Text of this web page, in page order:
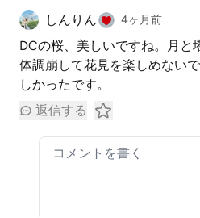
しんりん 4ヶ月前
DCの桜、美しいですね。月と
体調崩して花見を楽しめない
しかったです。
返信する